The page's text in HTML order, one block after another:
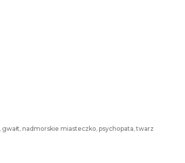
gwałt nadmorskie miasteczko psychopata ,twarz